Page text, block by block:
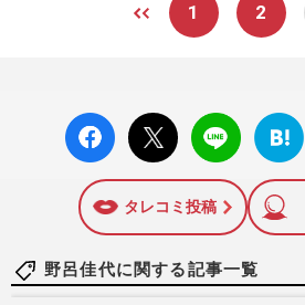
1 2
facebo
ok い
X ポス
ト
LINE
はてな
ブック
に追加
タレコミ投稿
野呂佳代に関する記事一覧